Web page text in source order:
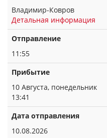
Владимир-Ковров
Детальная информация
Отправление
11:55
Прибытие
10 Августа, понедельник
13:41
Дата отправления
10.08.2026